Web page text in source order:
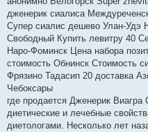
дженерик сиалиса
Супер сиалис дешево Улан-Удэ
Свободный Купить левитру 40
Наро-Фоминск Цена набора
стоимость Обнинск Стоимость
Фрязино Тадасип 20 доставка
Чебоксары
где продается Дженерик
диетические и лечебные
диетологами. Несколько лет